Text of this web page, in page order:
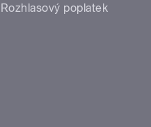
Rozhlasový poplatek